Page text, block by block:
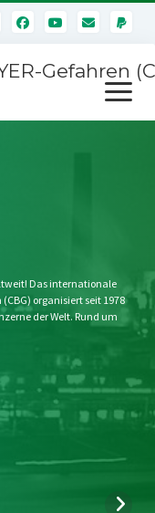
Gefahren
Menü
öffnen
Das internationale
organisiert seit 1978
der Welt. Rund um